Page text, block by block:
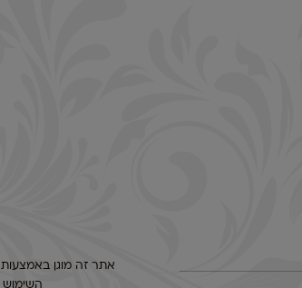
אתר זה מוגן באמצעות reCAPTCHA ו
השימוש